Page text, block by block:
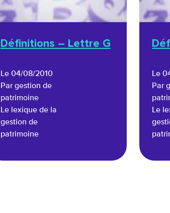
Définitions – Lettre G
Le 04/08/2010
Par gestion de
patrimoine
Le lexique de la
gestion de
patrimoine
Le
Par
Le